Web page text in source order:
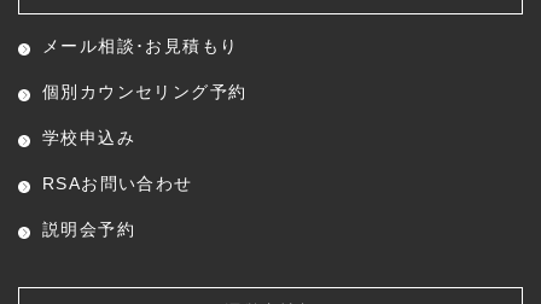
メール相談･お見積もり
個別カウンセリング予約
学校申込み
RSAお問い合わせ
説明会予約